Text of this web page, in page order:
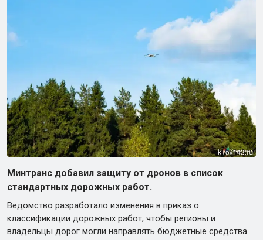
Минтранс добавил защиту от дронов в список
стандартных дорожных работ.
Ведомство разработало изменения в приказ о
классификации дорожных работ, чтобы регионы и
владельцы дорог могли направлять бюджетные средства